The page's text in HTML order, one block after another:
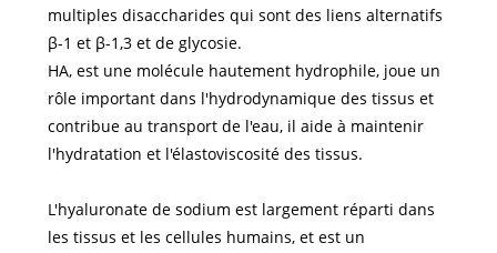
multiples disaccharides qui sont des liens alternatifs
β-1 et β-1,3 et de glycosie.
HA, est une molécule hautement hydrophile, joue un
rôle important dans l'hydrodynamique des tissus et
contribue au transport de l'eau, il aide à maintenir
l'hydratation et l'élastoviscosité des tissus.
L'hyaluronate de sodium est largement réparti dans
les tissus et les cellules humains, et est un